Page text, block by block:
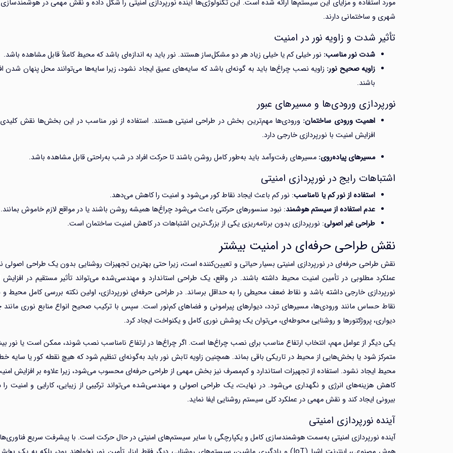
مورد استفاده و مزایای این سیستم‌ها ارائه شده است. این تکنولوژی‌ها آینده نورپردازی امنیتی را شکل داده و نقش مهمی در
شهری و ساختمانی دارند.
تأثیر شدت و زاویه نور در امنیت
شدت نور مناسب: نور خیلی کم یا خیلی زیاد هر دو مشکل‌ساز هستند. نور باید به اندازه‌ای باشد که محیط کاملاً قابل مشاهده باشد.
زاویه صحیح نور: زاویه نصب چراغ‌ها باید به گونه‌ای باشد که سایه‌های عمیق ایجاد نشود، زیرا سایه‌ها می‌توانند محل پنهان شدن
باشند.
نورپردازی ورودی‌ها و مسیرهای عبور
اهمیت ورودی ساختمان: ورودی‌ها مهم‌ترین بخش در طراحی امنیتی هستند. استفاده از نور مناسب در این بخش‌ها نقش
افزایش امنیت با نورپردازی خارجی دارد.
مسیرهای پیاده‌روی: مسیرهای رفت‌وآمد باید به‌طور کامل روشن باشند تا حرکت افراد در شب به‌راحتی قابل مشاهده باشد.
اشتباهات رایج در نورپردازی امنیتی
استفاده از نور کم یا نامناسب: نور کم باعث ایجاد نقاط کور می‌شود و امنیت را کاهش می‌دهد.
عدم استفاده از سیستم هوشمند: نبود سنسورهای حرکتی باعث می‌شود چراغ‌ها همیشه روشن باشند یا در مواقع لازم خاموش بمانند.
طراحی غیر اصولی: نورپردازی بدون برنامه‌ریزی یکی از بزرگ‌ترین اشتباهات در کاهش امنیت ساختمان است.
نقش طراحی حرفه‌ای در امنیت بیشتر
نقش طراحی حرفه‌ای در نورپردازی امنیتی بسیار حیاتی و تعیین‌کننده است، زیرا حتی بهترین تجهیزات روشنایی بدون یک طراحی اصولی
عملکرد مطلوبی در تأمین امنیت محیط داشته باشند. در واقع، یک طراحی استاندارد و مهندسی‌شده می‌تواند تأثیر مستقیم در افزایش
نورپردازی خارجی داشته باشد و نقاط ضعف محیطی را به حداقل برساند. در طراحی حرفه‌ای نورپردازی، اولین نکته بررسی کامل محیط
نقاط حساس مانند ورودی‌ها، مسیرهای تردد، دیوارهای پیرامونی و فضاهای کم‌نور است. سپس با ترکیب صحیح انواع منابع نوری مانند
دیواری، پروژکتورها و روشنایی محوطه‌ای، می‌توان یک پوشش نوری کامل و یکنواخت ایجاد کرد.
یکی دیگر از عوامل مهم، انتخاب ارتفاع مناسب برای نصب چراغ‌ها است. اگر چراغ‌ها در ارتفاع نامناسب نصب شوند، ممکن است یا نور
متمرکز شود یا بخش‌هایی از محیط در تاریکی باقی بماند. همچنین زاویه تابش نور باید به‌گونه‌ای تنظیم شود که هیچ نقطه کور یا سایه
محیط ایجاد نشود. استفاده از تجهیزات استاندارد و کم‌مصرف نیز بخش مهمی از طراحی حرفه‌ای محسوب می‌شود، زیرا علاوه بر افزایش
کاهش هزینه‌های انرژی و نگهداری می‌شود. در نهایت، یک طراحی اصولی و مهندسی‌شده می‌تواند ترکیبی از زیبایی، کارایی و امنیت
بیرونی ایجاد کند و نقش مهمی در عملکرد کلی سیستم روشنایی ایفا نماید.
آینده نورپردازی امنیتی
آینده نورپردازی امنیتی به‌سمت هوشمندسازی کامل و یکپارچگی با سایر سیستم‌های امنیتی در حال حرکت است. با پیشرفت سریع